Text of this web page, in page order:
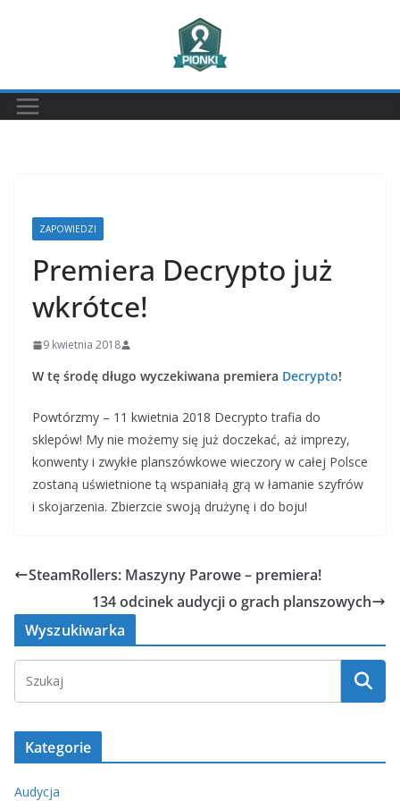
ZAPOWIEDZI
Premiera Decrypto już
wkrótce!
9 kwietnia 2018
W tę środę długo wyczekiwana premiera Decrypto!
Powtórzmy – 11 kwietnia 2018 Decrypto trafia do
sklepów! My nie możemy się już doczekać, aż imprezy,
konwenty i zwykłe planszówkowe wieczory w całej Polsce
zostaną uświetnione tą wspaniałą grą w łamanie szyfrów
i skojarzenia. Zbierzcie swoją drużynę i do boju!
SteamRollers: Maszyny Parowe – premiera!
134 odcinek audycji o grach planszowych
Wyszukiwarka
Kategorie
Audycja